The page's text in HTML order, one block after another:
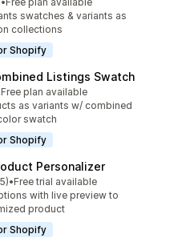
개
swatches & variants as
collections
Shopify
Listings Swatch
Free plan available
as variants w/ combined
swatch
Shopify
Personalizer
개
•Free trial available
with live preview to
product
Shopify